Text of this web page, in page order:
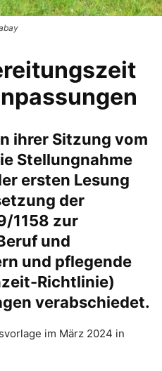
ihrer Sitzung vom
Stellungnahme
ersten Lesung
der
1158 zur
und
und pflegende
Richtlinie)
verabschiedet.
im März 2024 in